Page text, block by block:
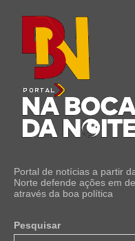
Portal de notícias a partir
Norte defende ações em
através da boa política
Pesquisar